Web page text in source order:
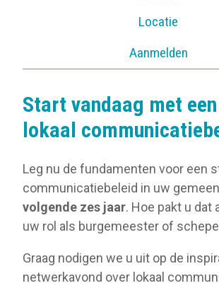
Locatie
Aanmelden
Start vandaag met
lokaal
Leg nu de fundamenten voor een
communicatiebeleid in uw
volgende zes jaar. Hoe pakt u dat
uw rol als burgemeester of
Graag nodigen we u uit op de
netwerkavond over lokaal